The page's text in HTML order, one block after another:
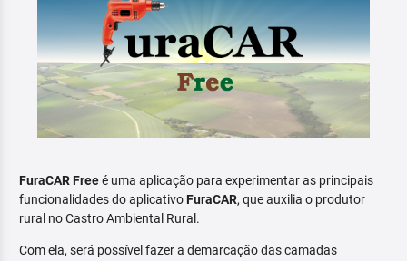
FuraCAR Freeé uma aplicação para experimentar as principais
funcionalidades do aplicativoFuraCAR, que auxilia o produtor
rural no Castro Ambiental Rural.
Com ela, será possível fazer a demarcação das camadas